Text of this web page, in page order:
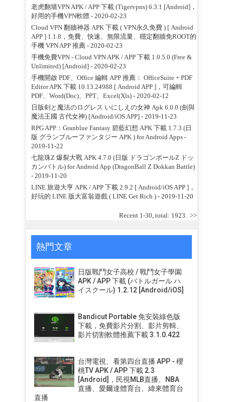
老虎翻墙VPN APK / APP 下載 (Tigervpns) 6.3.1 [Android]，
好用的手機VPN軟體 - 2020-02-23
Cloud VPN 翻牆神器 APK 下載 ( VPN永久免費 ) [ Android
APP ] 1.1.8，免費、快速、無限流量、穩定翻牆免ROOT的
手機 VPN APP 推薦- 2020-02-23
手機免費VPN - Cloud VPN APK / APP 下載 1.0.5.0 (Free &
Unlimited) [Android]- 2020-02-23
手機開啟 PDF、Office 編輯 APP 推薦： OfficeSuite + PDF
Editor APK 下載 10.13.24988 [ Android APP ]，可編輯
PDF、Word(Doc)、PPT、Excel(Xls)- 2020-02-12
日版剣と魔法のログレス いにしえの女神 Apk 6.0.0 (劍與
魔法王國 古代女神) [Android/iOS APP]- 2019-11-23
RPG APP：Granblue Fantasy 碧藍幻想 APK 下載 1.7.3 (日
版 グランブルーファンタジー APK ) for Android Apps -
2019-11-22
七龍珠Z 爆裂大戰 APK 4.7.0 (日版 ドラゴンボールZ ドッ
カンバトル) for Android App (DragonBall Z Dokkan Battle)
- 2019-11-20
LINE 旅遊大亨 APK / APP 下載 2.9.2 [ Android/iOS APP ]，
好玩的 LINE 版大富翁遊戲 ( LINE Get Rich )- 2019-11-20
Recent 1-30, total: 1923. >>
熱門文章
日版戰鬥女子高校 / 戰鬥女子學園
APK / APP 下載 (バトルガール ハ
イスクール) 1.2.12 [Android/iOS]
Bandicut Portable 免安裝綠色版
下載，免費影片分割、影片剪輯、
影片切割軟體推薦下載 3.1.0.422
台灣電視、看第四台直播 APP - 櫻
桃TV APK / APP 下載 2.3
[Android]，民視MLB直播、NBA
直播、愛爾達體育台、緯來體育台
直播